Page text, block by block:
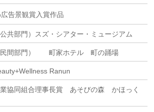
告景観賞入賞作品
共部門）スズ・シアター・ミュージアム
民間部門） 町家ホテル 町の踊場
Ranun
協同組合理事長賞 あそびの森 かほっく